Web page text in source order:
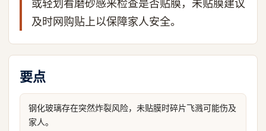
或轻划看磨砂感来检查是否贴膜，未贴膜建议
及时网购贴上以保障家人安全。
要点
钢化玻璃存在突然炸裂风险，未贴膜时碎片飞溅可能伤及
家人。